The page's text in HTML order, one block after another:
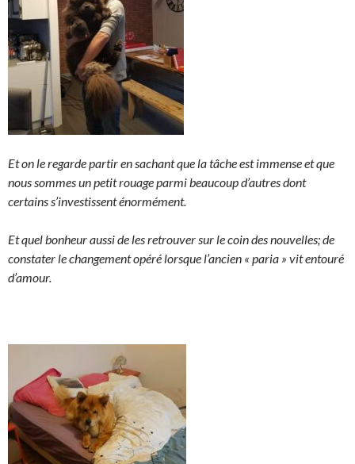
Et on le regarde partir en sachant que la tâche est immense et que
nous sommes un petit rouage parmi beaucoupd’autres dont
certains s’investissent énormément.
Et quel bonheur aussi de les retrouver sur le coin des nouvelles; de
constater le changement opéré lorsque l’ancien « paria » vit entouré
d’amour.